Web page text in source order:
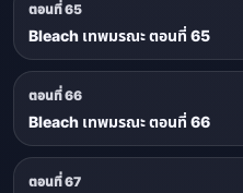
ตอนที่ 65
Bleach เทพมรณะ ตอนที่ 65
ตอนที่ 66
Bleach เทพมรณะ ตอนที่ 66
ตอนที่ 67